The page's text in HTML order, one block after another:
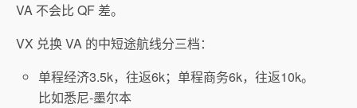
VA 不会比 QF 差。
VX 兑换 VA 的中短途航线分三档：
单程经济3.5k，往返6k；单程商务6k，往返10k。
比如悉尼-墨尔本